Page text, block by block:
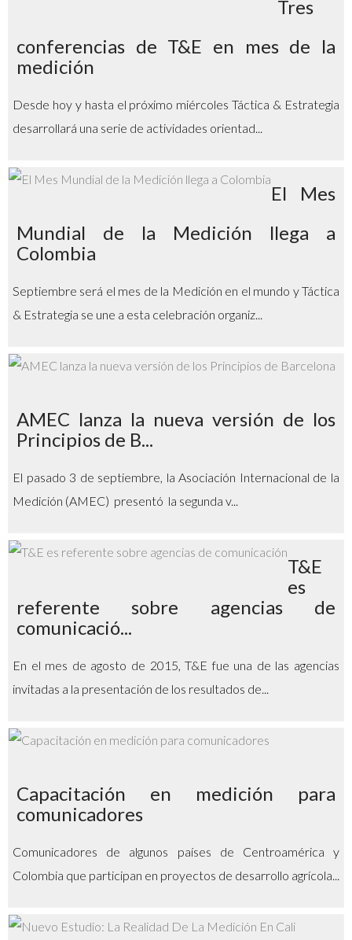
Tres
conferencias de T&E en mes de la
medición
Desde hoy y hasta el próximo miércoles Táctica & Estrategia
desarrollará una serie de actividades orientad...
El Mes
Mundial de la Medición llega a
Colombia
Septiembre será el mes de la Medición en el mundo y Táctica
& Estrategia se une a esta celebración organiz...
AMEC lanza la nueva versión de los
Principios de B...
El pasado 3 de septiembre, la Asociación Internacional de la
Medición (AMEC) presentó la segunda v...
T&E
es
referente sobre agencias de
comunicació...
En el mes de agosto de 2015, T&E fue una de las agencias
invitadas a la presentación de los resultados de...
Capacitación en medición para
comunicadores
Comunicadores de algunos países de Centroamérica y
Colombia que participan en proyectos de desarrollo agrícola...